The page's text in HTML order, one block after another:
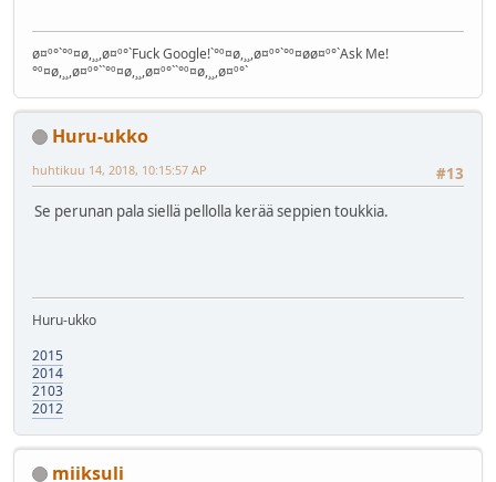
ø¤º°`°º¤ø,¸¸,ø¤º°`Fuck Google!`°º¤ø,¸¸,ø¤º°`°º¤øø¤º°`Ask Me!
°º¤ø,¸¸,ø¤º°``°º¤ø,¸¸,ø¤º°``°º¤ø,¸¸,ø¤º°`
Huru-ukko
#13
huhtikuu 14, 2018, 10:15:57 AP
Se perunan pala siellä pellolla kerää seppien toukkia.
Huru-ukko
2015
2014
2103
2012
miiksuli